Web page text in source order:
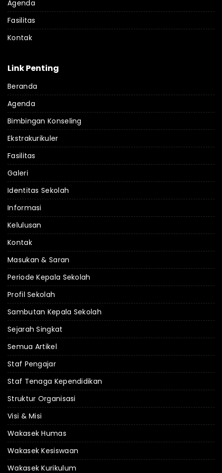
Agenda
Fasilitas
Kontak
Link Penting
Beranda
Agenda
Bimbingan Konseling
Ekstrakurikuler
Fasilitas
Galeri
Identitas Sekolah
Informasi
Kelulusan
Kontak
Masukan & Saran
Periode Kepala Sekolah
Profil Sekolah
Sambutan Kepala Sekolah
Sejarah Singkat
Semua Artikel
Staf Pengajar
Staf Tenaga Kependidikan
Struktur Organisasi
Visi & Misi
Wakasek Humas
Wakasek Kesiswaan
Wakasek Kurikulum